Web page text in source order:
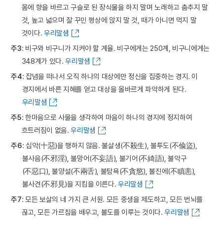
몸에 향을 바르고 구슬로 된 장식물을 하지 말며 노래하고 춤추지 말
것, 높고 넓으며 잘 꾸민 평상에 앉지 말 것, 때가 아니면 먹지 말
것이다. 우리말샘
주3: 비구와 비구니가 지켜야 할 계율. 비구에게는 250계, 비구니에게는
348계가 있다.우리말샘
주4: 잡념을 떠나서 오직 하나의 대상에만 정신을 집중하는 경지. 이
경지에서 바른 지혜를 얻고 대상을 올바르게 파악하게 된다.
우리말샘
주5: 한마음으로 사물을 생각하여 마음이 하나의 경지에 정지하여
흐트러짐이 없음.우리말샘
주6: 십악(十惡)을 행하지 않음. 불살생(不殺生), 불투도(不偸盜),
불사음(不邪淫), 불망어(不妄語), 불기어(不綺語), 불악구
(不惡口), 불양설(不兩舌), 불탐욕(不貪慾), 불진에(不瞋恚),
불사견(不邪見)을 지킴을 이른다.우리말샘
주7: 모든 보살의 네 가지 큰 서원. 모든 중생을 제도하고, 모든 번뇌를
끊고, 모든 가르침을 배우고, 불도를 이루는 것이다.우리말샘